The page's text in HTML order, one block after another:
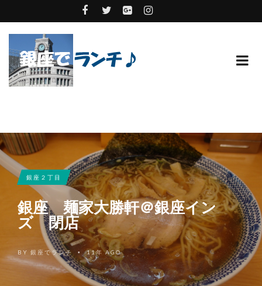
銀座２丁目
銀座 麺家大勝軒＠銀座イン
ズ 閉店
BY 銀座でランチ •11年 AGO